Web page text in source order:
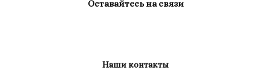
Оставайтесь на связи
Наши контакты